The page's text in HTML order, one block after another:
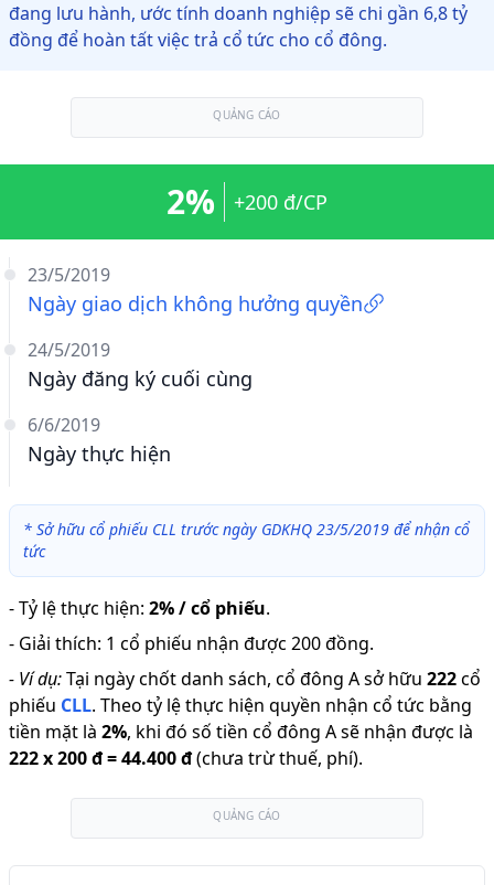
đang lưu hành, ước tính doanh nghiệp sẽ chi gần 6,8 tỷ
đồng để hoàn tất việc trả cổ tức cho cổ đông.
QUẢNG CÁO
23/5/2019
Ngày giao dịch không hưởng quyền
24/5/2019
Ngày đăng ký cuối cùng
6/6/2019
Ngày thực hiện
2% +200 đ/CP
* Sở hữu cổ phiếu CLL trước ngày GDKHQ 23/5/2019 để nhận cổ
tức
-Tỷ lệ thực hiện: 2% / cổ phiếu.
- Giải thích: 1 cổ phiếu nhận được 200 đồng.
- Ví dụ:Tại ngày chốt danh sách, cổ đông A sở hữu 222cổ
phiếu CLL. Theo tỷ lệ thực hiện quyền nhận cổ tức bằng
tiền mặt là 2%, khi đó số tiền cổ đông A sẽ nhận được là
222x200 đ=44.400 đ(chưa trừ thuế, phí).
QUẢNG CÁO